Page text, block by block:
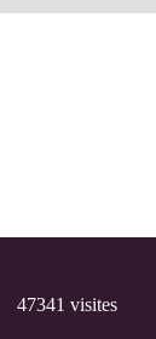
47341 visites